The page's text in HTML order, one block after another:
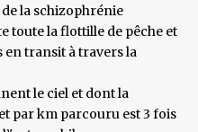
la schizophrénie
toute la flottille de pêche et
en transit à travers la
le ciel et dont la
par km parcouru est 3 fois